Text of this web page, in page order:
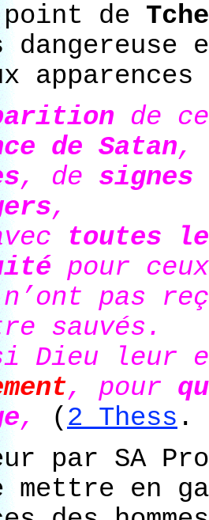
de
dangereuse
de
de Satan,
, de signes
,
toutes
pour
pas
sauvés.
Dieu leur
, pour
, ( 2 Thess .
par SA
mettre